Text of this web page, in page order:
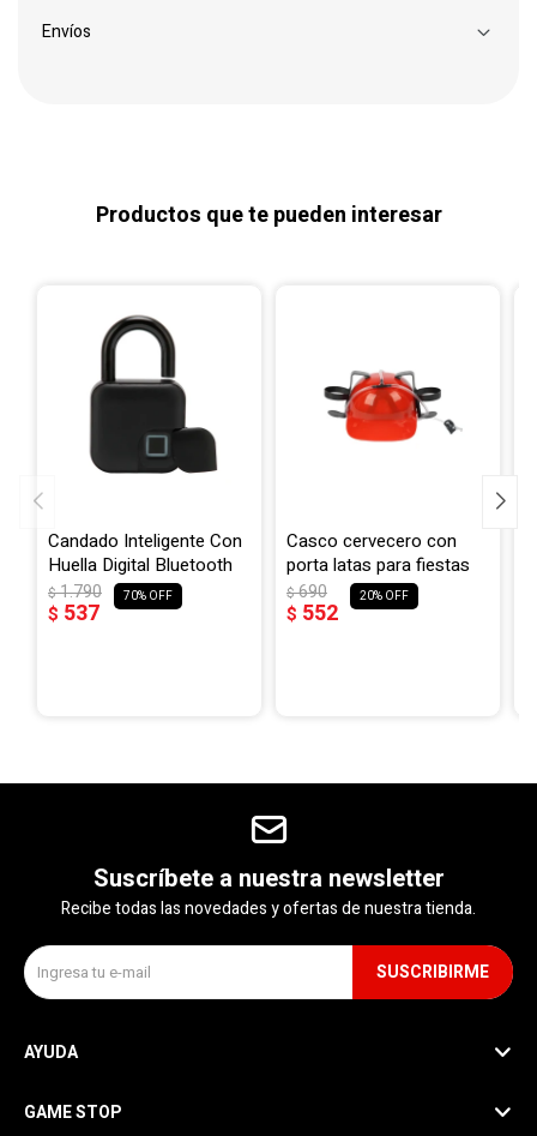
Envíos
Productos que te pueden interesar
Candado Inteligente Con
Huella Digital Bluetooth
$ 537
$1.790 70
Casco cervecero con
porta latas para fiestas
$ 552
$690 20
Suscríbete a nuestra newsletter
Recibe todas las novedades y ofertas de nuestra tienda.
SUSCRIBIRME
AYUDA
GAME STOP